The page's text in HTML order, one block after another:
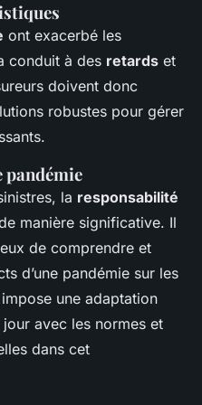
ont exacerbé les
conduit à des retards et
doivent donc
robustes pour gérer
pandémie
la responsabilité
manière significative. Il
de comprendre et
d’une pandémie sur les
une adaptation
avec les normes et
dans cet